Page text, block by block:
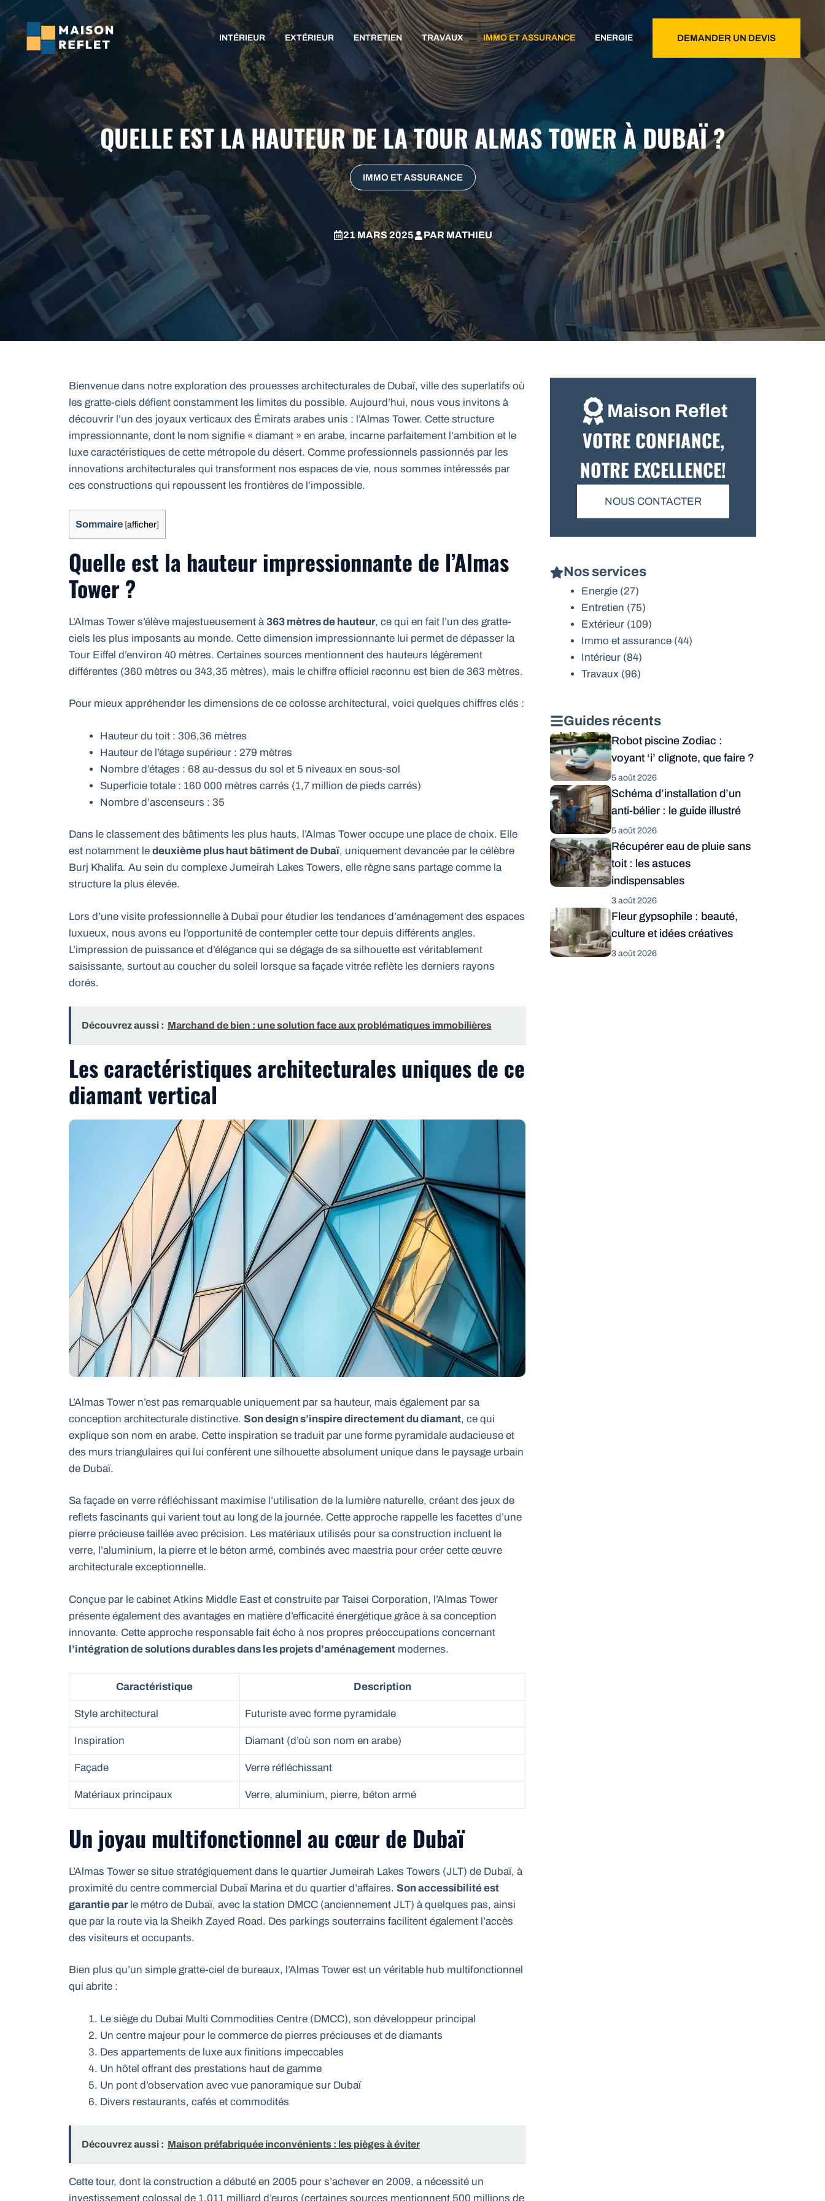
Aller
contenu
INTÉRIEUR EXTÉRIEUR ENTRETIEN TRAVAUX IMMO ET ASSURANCE ENERGIE DEMANDER UN DEVIS
QUELLE EST LA HAUTEUR DE LA TOUR ALMAS TOWER À DUBAÏ ?
IMMO ET ASSURANCE
21 MARS 2025 PARMATHIEU
Bienvenue dans notre exploration des prouesses architecturales de Dubaï, ville des superlatifs où
les gratte-ciels défient constamment les limites du possible. Aujourd’hui, nous vous invitons à
découvrir l’un des joyaux verticaux des Émirats arabes unis : l’Almas Tower. Cette structure
impressionnante, dont le nom signifie « diamant » en arabe, incarne parfaitement l’ambition et le
luxe caractéristiques de cette métropole du désert. Comme professionnels passionnés par les
innovations architecturales qui transforment nos espaces de vie, nous sommes intéressés par
ces constructions qui repoussent les frontières de l’impossible.
Sommaire [afficher]
Quelle est la hauteur impressionnante de l’Almas
Tower ?
L’Almas Tower s’élève majestueusement à 363 mètres de hauteur, ce qui en fait l’un des gratte-
ciels les plus imposants au monde. Cette dimension impressionnante lui permet de dépasser la
Tour Eiffel d’environ 40 mètres. Certaines sources mentionnent des hauteurs légèrement
différentes (360 mètres ou 343,35 mètres), mais le chiffre officiel reconnu est bien de 363 mètres.
Pour mieux appréhender les dimensions de ce colosse architectural, voici quelques chiffres clés :
Hauteur du toit : 306,36 mètres
Hauteur de l’étage supérieur : 279 mètres
Nombre d’étages : 68 au-dessus du sol et 5 niveaux en sous-sol
Superficie totale : 160 000 mètres carrés (1,7 million de pieds carrés)
Nombre d’ascenseurs : 35
Dans le classement des bâtiments les plus hauts, l’Almas Tower occupe une place de choix. Elle
est notamment le deuxième plus haut bâtiment de Dubaï, uniquement devancée par le célèbre
Burj Khalifa. Au sein du complexe Jumeirah Lakes Towers, elle règne sans partage comme la
structure la plus élevée.
Lors d’une visite professionnelle à Dubaï pour étudier les tendances d’aménagement des espaces
luxueux, nous avons eu l’opportunité de contempler cette tour depuis différents angles.
L’impression de puissance et d’élégance qui se dégage de sa silhouette est véritablement
saisissante, surtout au coucher du soleil lorsque sa façade vitrée reflète les derniers rayons
dorés.
Découvrez aussi : Marchand de bien : une solution face aux problématiques immobilières
Les caractéristiques architecturales uniques de ce
diamant vertical
L’Almas Tower n’est pas remarquable uniquement par sa hauteur, mais également par sa
conception architecturale distinctive. Son design s’inspire directement du diamant, ce qui
explique son nom en arabe. Cette inspiration se traduit par une forme pyramidale audacieuse et
des murs triangulaires qui lui confèrent une silhouette absolument unique dans le paysage urbain
de Dubaï.
Sa façade en verre réfléchissant maximise l’utilisation de la lumière naturelle, créant des jeux de
reflets fascinants qui varient tout au long de la journée. Cette approche rappelle les facettes d’une
pierre précieuse taillée avec précision. Les matériaux utilisés pour sa construction incluent le
verre, l’aluminium, la pierre et le béton armé, combinés avec maestria pour créer cette œuvre
architecturale exceptionnelle.
Conçue par le cabinet Atkins Middle East et construite par Taisei Corporation, l’Almas Tower
présente également des avantages en matière d’efficacité énergétique grâce à sa conception
innovante. Cette approche responsable fait écho à nos propres préoccupations concernant
l’intégration de solutions durables dans les projets d’aménagement modernes.
Caractéristique Description
Style architectural Futuriste avec forme pyramidale
Inspiration Diamant (d’où son nom en arabe)
Façade Verre réfléchissant
Matériaux principaux Verre, aluminium, pierre, béton armé
Un joyau multifonctionnel au cœur de Dubaï
L’Almas Tower se situe stratégiquement dans le quartier Jumeirah Lakes Towers (JLT) de Dubaï, à
proximité du centre commercial Dubaï Marina et du quartier d’affaires. Son accessibilité est
garantie parle métro de Dubaï, avec la station DMCC (anciennement JLT) à quelques pas, ainsi
que par la route via la Sheikh Zayed Road. Des parkings souterrains facilitent également l’accès
des visiteurs et occupants.
Bien plus qu’un simple gratte-ciel de bureaux, l’Almas Tower est un véritable hub multifonctionnel
qui abrite :
Le siège du Dubai Multi Commodities Centre (DMCC), son développeur principal
Un centre majeur pour le commerce de pierres précieuses et de diamants
Des appartements de luxe aux finitions impeccables
Un hôtel offrant des prestations haut de gamme
Un pont d’observation avec vue panoramique sur Dubaï
Divers restaurants, cafés et commodités
Découvrez aussi : Maison préfabriquée inconvénients : les pièges à éviter
Cette tour, dont la construction a débuté en 2005 pour s’achever en 2009, a nécessité un
investissement colossal de 1,011 milliard d’euros (certaines sources mentionnent 500 millions de
Maison Reflet
VOTRE CONFIANCE,
NOTRE EXCELLENCE!
NOUS CONTACTER
Nos services
Energie (27)
Entretien (75)
Extérieur (109)
Immo et assurance (44)
Intérieur (84)
Travaux (96)
Guides récents
Robot piscine Zodiac :
voyant ‘i’ clignote, que faire ?
5 août 2026
Schéma d’installation d’un
anti-bélier : le guide illustré
5 août 2026
Récupérer eau de pluie sans
toit : les astuces
indispensables
3 août 2026
Fleur gypsophile : beauté,
culture et idées créatives
3 août 2026